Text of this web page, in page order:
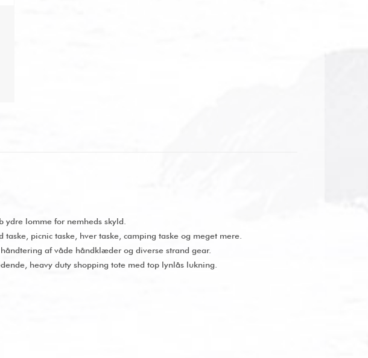
lomme for nemheds skyld.
picnic taske, hver taske, camping taske og meget mere.
af våde håndklæder og diverse strand gear.
heavy duty shopping tote med top lynlås lukning.